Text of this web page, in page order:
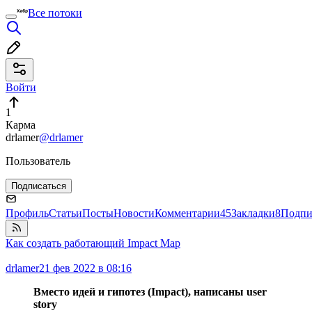
Все потоки
Войти
1
Карма
drlamer@drlamer
Пользователь
Подписаться
ПрофильСтатьиПостыНовостиКомментарии45Закладки8
Как создать работающий Impact Map
drlamer21 фев 2022 в 08:16
Вместо идей и гипотез (Impact), написаны user
story